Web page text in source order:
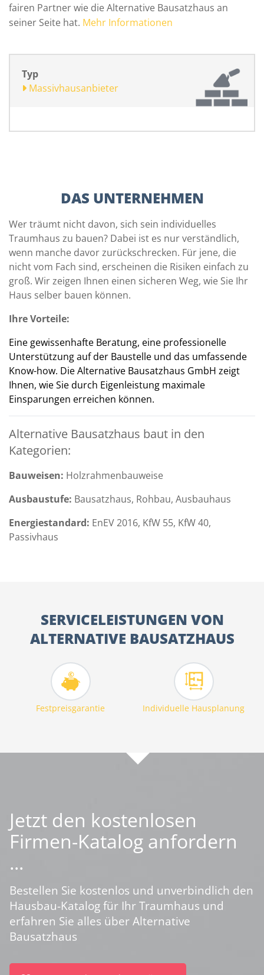
fairen Partner wie die Alternative Bausatzhaus an
seiner Seite hat. Mehr Informationen
Typ
Massivhausanbieter
DAS UNTERNEHMEN
Wer träumt nicht davon, sich sein individuelles
Traumhaus zu bauen? Dabei ist es nur verständlich,
wenn manche davor zurückschrecken. Für jene, die
nicht vom Fach sind, erscheinen die Risiken einfach zu
groß. Wir zeigen Ihnen einen sicheren Weg, wie Sie Ihr
Haus selber bauen können.
Ihre Vorteile:
Eine gewissenhafte Beratung, eine professionelle
Unterstützung auf der Baustelle und das umfassende
Know-how. Die Alternative Bausatzhaus GmbH zeigt
Ihnen, wie Sie durch Eigenleistung maximale
Einsparungen erreichen können.
Alternative Bausatzhaus baut in den
Kategorien:
Bauweisen: Holzrahmenbauweise
Ausbaustufe: Bausatzhaus, Rohbau, Ausbauhaus
Energiestandard: EnEV 2016, KfW 55, KfW 40,
Passivhaus
SERVICELEISTUNGEN VON
ALTERNATIVE BAUSATZHAUS
Festpreisgarantie Individuelle Hausplanung
Jetzt den kostenlosen
Firmen-Katalog anfordern
...
Bestellen Sie kostenlos und unverbindlich den
Hausbau-Katalog für Ihr Traumhaus und
erfahren Sie alles über Alternative
Bausatzhaus